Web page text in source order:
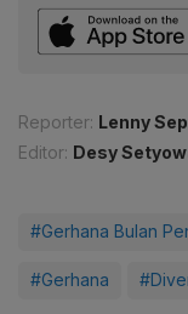
Reporter: Lenny
Editor: Desy
#Gerhana Bulan
#Gerhana